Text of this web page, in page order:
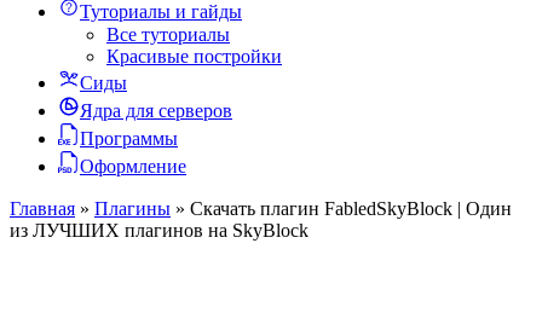
Туториалы и гайды
Все туториалы
Красивые постройки
Сиды
Ядра для серверов
Программы
Оформление
Главная » Плагины » Скачать плагин FabledSkyBlock | Один
из ЛУЧШИХ плагинов на SkyBlock